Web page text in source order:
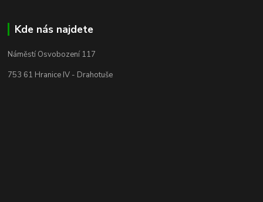
Kde nás najdete
Náměstí Osvobození 117
753 61 Hranice IV - Drahotuše